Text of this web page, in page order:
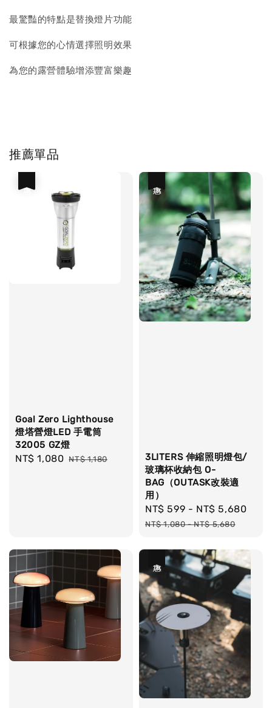
最驚豔的特點是替換燈片功能
可根據您的心情選擇照明效果
為您的露營體驗增添豐富樂趣
推薦單品
Goal Zero Lighthouse
燈塔營燈LED 手電筒
32005 GZ燈
Sale
NT$ 1,080 Regular
NT$ 1,180
3LITERS 伸縮照明燈包/
玻璃杯收納包 O-
BAG（OUTASK改裝適
用）
Sale
price
NT$ 599 - NT$ 5,680
NT$ 1,080-NT$ 5,680